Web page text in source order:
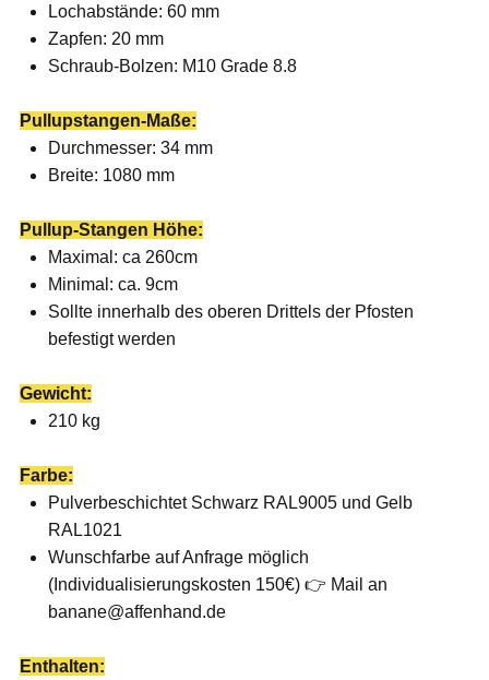
Lochabstände: 60 mm
Zapfen: 20 mm
Schraub-Bolzen: M10 Grade 8.8
Pullupstangen-Maße:
Durchmesser: 34 mm
Breite: 1080 mm
Pullup-Stangen Höhe:
Maximal: ca 260cm
Minimal: ca. 9cm
Sollte innerhalb des oberen Drittels der Pfosten
befestigt werden
Gewicht:
210 kg
Farbe:
Pulverbeschichtet Schwarz RAL9005 und Gelb
RAL1021
Wunschfarbe auf Anfrage möglich
(Individualisierungskosten 150€) 👉 Mail an
banane@affenhand.de
Enthalten: